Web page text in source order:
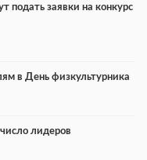
подать заявки на конкурс
в День физкультурника
лидеров